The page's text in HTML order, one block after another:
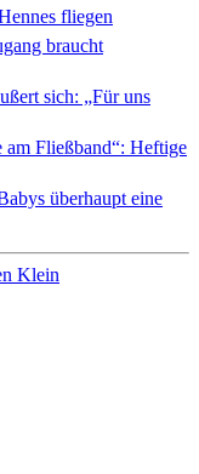
fliegen
braucht
sich: „Für uns
am Fließband“: Heftige
überhaupt eine
Klein